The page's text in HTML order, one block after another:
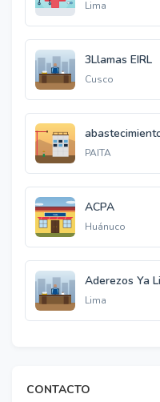
Lima
3Llamas EIRL
Cusco
PAITA
ACPA
Huánuco
Aderezos Ya
Lima
CONTACTO